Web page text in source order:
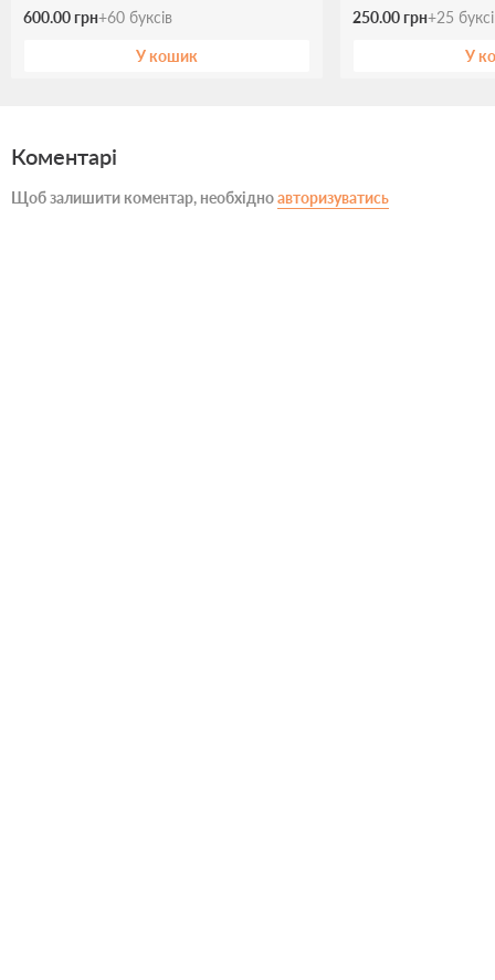
600.00 грн+60 буксів
У кошик
250.00 грн+25
У
Коментарі
Щоб залишити коментар, необхідноавторизуватись